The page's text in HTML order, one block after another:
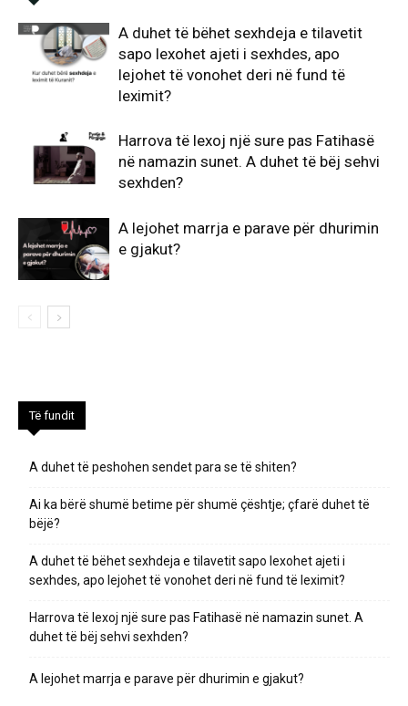
A duhet të bëhet sexhdeja e tilavetit
sapo lexohet ajeti i sexhdes, apo
lejohet të vonohet deri në fund të
leximit?
Harrova të lexoj një sure pas Fatihasë
në namazin sunet. A duhet të bëj sehvi
sexhden?
A lejohet marrja e parave për dhurimin
e gjakut?
Të fundit
A duhet të peshohen sendet para se të shiten?
Ai ka bërë shumë betime për shumë çështje; çfarë duhet të
bëjë?
A duhet të bëhet sexhdeja e tilavetit sapo lexohet ajeti i
sexhdes, apo lejohet të vonohet deri në fund të leximit?
Harrova të lexoj një sure pas Fatihasë në namazin sunet. A
duhet të bëj sehvi sexhden?
A lejohet marrja e parave për dhurimin e gjakut?